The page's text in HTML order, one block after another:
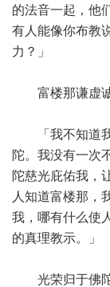
的法音一起，他
有人能像你布教
力？」
富楼那谦虚诚
「我不知道我
陀。我没有一次
陀慈光庇佑我，
人知道富楼那，
我，哪有什么使
的真理教示。」
光荣归于佛陀